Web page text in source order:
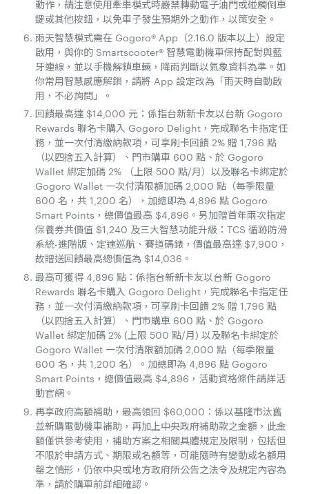
動作，請注意使用牽車模式時嚴禁轉動電子油門或碰觸倒車
鍵或其他按鈕，以免車子發生預期外之動作，以策安全。
雨天智慧模式需在 Gogoro® App（2.16.0 版本以上）設定
啟用，與你的 Smartscooter® 智慧電動機車保持配對與藍
牙連線，並以手機解鎖車輛，降雨判斷以氣象資料為準。如
你常用智慧感應解鎖，請將 App 設定改為「雨天時自動啟
用，不必詢問」。
回饋最高達 $14,000 元：係指台新新卡友以台新 Gogoro
Rewards 聯名卡購入 Gogoro Delight，完成聯名卡指定任
務，並一次付清繳納款項，可享刷卡回饋 2% 贈 1,796 點
（以四捨五入計算）、門市購車 600 點、於 Gogoro
Wallet 綁定加碼 2% （上限 500 點/月）以及聯名卡綁定於
Gogoro Wallet 一次付清限額加碼 2,000 點（每季限量
600 名，共 1,200 名），加總即為 4,896 點 Gogoro
Smart Points，總價值最高 $4,896。另加贈首年兩次指定
保養券共價值 $1,240 及三大智慧功能升級：TCS 循跡防滑
系統-進階版、定速巡航、賽道碼錶，價值最高達 $7,900，
故贈送回饋最高總價值為 $14,036。
最高可獲得 4,896 點：係指台新新卡友以台新 Gogoro
Rewards 聯名卡購入 Gogoro Delight，完成聯名卡指定任
務，並一次付清繳納款項，可享刷卡回饋 2% 贈 1,796 點
（以四捨五入計算）、門市購車 600 點、於 Gogoro
Wallet 綁定加碼 2% (上限 500 點/月) 以及聯名卡綁定於
Gogoro Wallet 一次付清限額加碼 2,000 點（每季限量
600 名，共 1,200 名）。加總即為 4,896 點 Gogoro
Smart Points，總價值最高 $4,896，活動資格條件請詳活
動官網。
再享政府高額補助，最高領回 $60,000：係以基隆市汰舊
並新購電動機車補助，再加上中央政府補助款之金額，此金
額僅供參考使用，補助方案之相關具體規定及限制，包括但
不限於申請方式、期限或名額等，可能隨時有變動或名額用
罄之情形，仍依中央或地方政府所公告之法令及規定內容為
準，請於購車前詳細確認。